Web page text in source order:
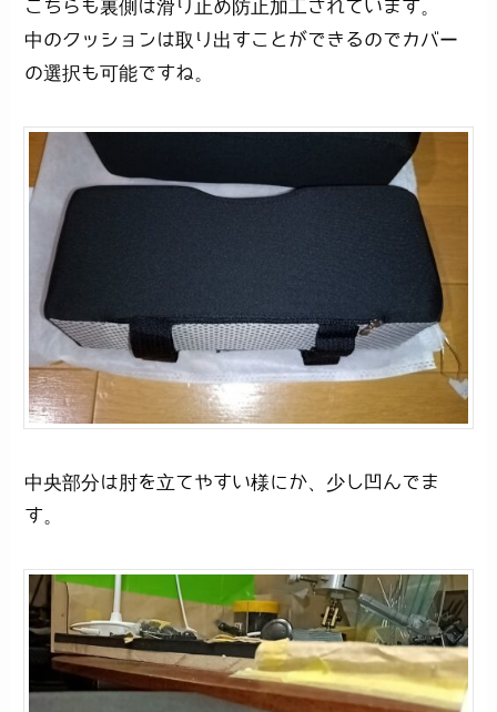
こちらも裏側は滑り止め防止加工されています。
中のクッションは取り出すことができるのでカバー
の選択も可能ですね。
中央部分は肘を立てやすい様にか、少し凹んでま
す。